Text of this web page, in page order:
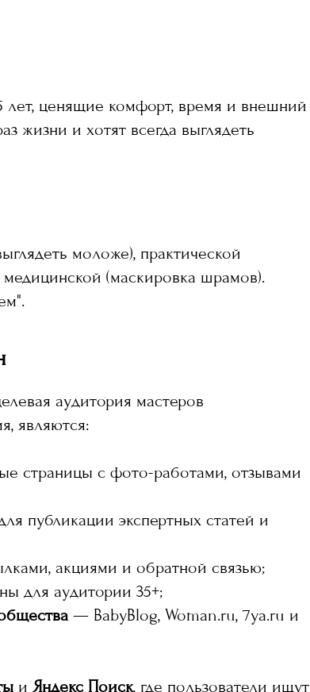
ценящие комфорт, время и внешний
жизни и хотят всегда выглядеть
моложе), практической
(маскировка шрамов).
аудитория мастеров
являются:
страницы с фото-работами, отзывами
публикации экспертных статей и
акциями и обратной связью;
для аудитории 35+;
— BabyBlog, Woman.ru, 7ya.ru и
и Яндекс Поиск, где пользователи ищут